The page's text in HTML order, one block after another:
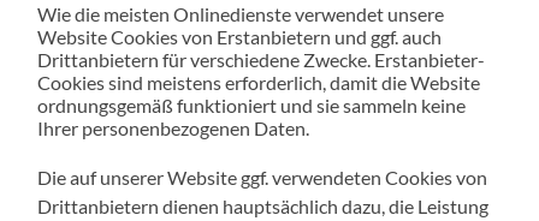
Wie die meisten Onlinedienste verwendet unsere
Website Cookies von Erstanbietern und ggf. auch
Drittanbietern für verschiedene Zwecke. Erstanbieter-
Cookies sind meistens erforderlich, damit die Website
ordnungsgemäß funktioniert und sie sammeln keine
Ihrer personenbezogenen Daten.
Die auf unserer Website ggf. verwendeten Cookies von
Drittanbietern dienen hauptsächlich dazu, die Leistung